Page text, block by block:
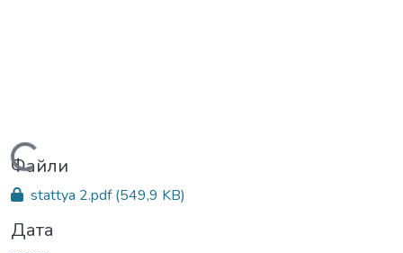
Вантажиться...
Файли
stattya 2.pdf(549,9 KB)
Дата